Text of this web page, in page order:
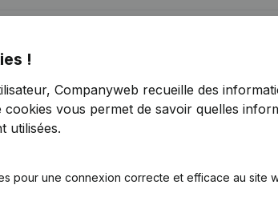
!
Companyweb recueille des
cookies vous permet de savoir quelles
utilisées.
pour une connexion correcte et efficace au site